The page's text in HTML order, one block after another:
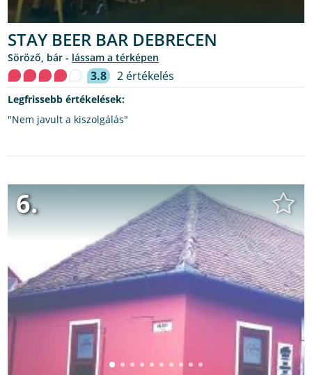
STAY BEER BAR DEBRECEN
söröző, bár - lássam a térképen
3.8 2 értékelés
Legfrissebb értékelések:
"Nem javult a kiszolgálás"
6.